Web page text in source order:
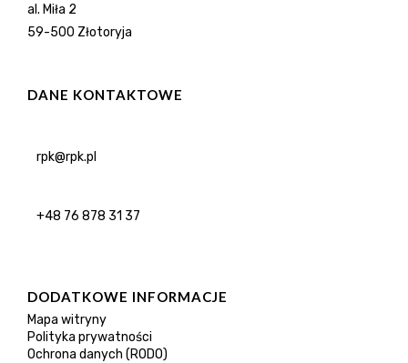
al. Miła 2
59-500 Złotoryja
DANE KONTAKTOWE
rpk@rpk.pl
+48 76 878 31 37
DODATKOWE INFORMACJE
Mapa witryny
Polityka prywatności
Ochrona danych (RODO)